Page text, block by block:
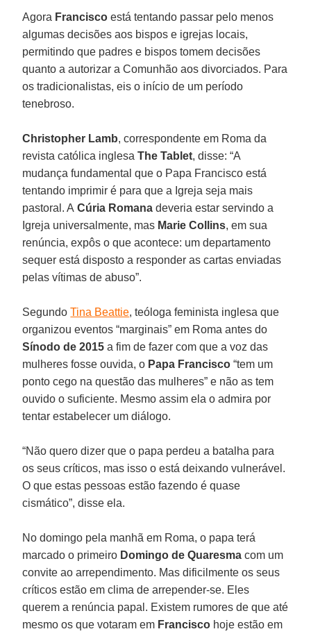
Agora Francisco está tentando passar pelo menos
algumas decisões aos bispos e igrejas locais,
permitindo que padres e bispos tomem decisões
quanto a autorizar a Comunhão aos divorciados. Para
os tradicionalistas, eis o início de um período
tenebroso.
Christopher Lamb, correspondente em Roma da
revista católica inglesaThe Tablet, disse: “A
mudança fundamental que o Papa Francisco está
tentando imprimir é para que a Igreja seja mais
pastoral. A Cúria Romana deveria estar servindo a
Igreja universalmente, mas Marie Collins, em sua
renúncia, expôs o que acontece: um departamento
sequer está disposto a responder as cartas enviadas
pelas vítimas de abuso”.
SegundoTina Beattie, teóloga feminista inglesa que
organizou eventos “marginais” em Roma antes do
Sínodo de 2015 a fim de fazer com que a voz das
mulheres fosse ouvida, o Papa Francisco “tem um
ponto cego na questão das mulheres” e não as tem
ouvido o suficiente. Mesmo assim ela o admira por
tentar estabelecer um diálogo.
“Não quero dizer que o papa perdeu a batalha para
os seus críticos, mas isso o está deixando vulnerável.
O que estas pessoas estão fazendo é quase
cismático”, disse ela.
No domingo pela manhã em Roma, o papa terá
marcado o primeiro Domingo de Quaresma com um
convite ao arrependimento. Mas dificilmente os seus
críticos estão em clima de arrepender-se. Eles
querem a renúncia papal. Existem rumores de que até
mesmo os que votaram em Francisco hoje estão em